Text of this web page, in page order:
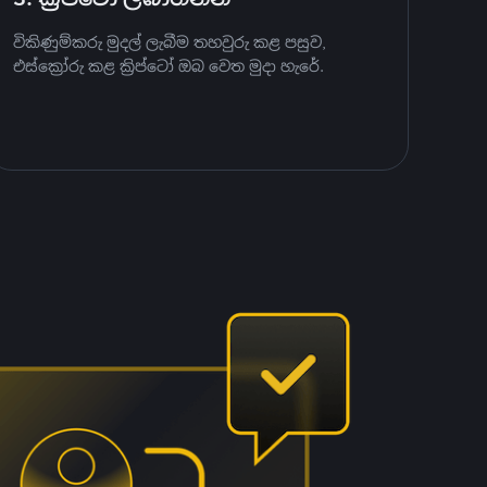
විකිණුම්කරු මුදල් ලැබීම තහවුරු කළ පසුව,
එස්ක්‍රෝරු කළ ක්‍රිප්ටෝ ඔබ වෙත මුදා හැරේ.